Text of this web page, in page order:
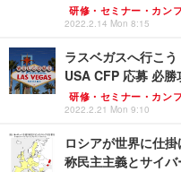
研修・セミナー・カン
2022.2.14 Mon 8:15
ラスベガスへ行こ
USA CFP 応募 必勝
研修・セミナー・カン
2022.2.21 Mon 9:10
ロシアが世界に仕
称民主主義とサイバ